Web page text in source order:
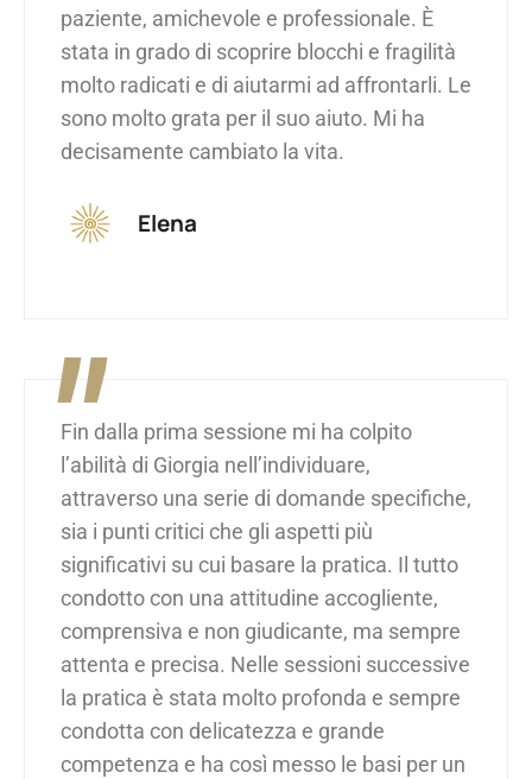
paziente, amichevole e professionale. È
stata in grado di scoprire blocchi e fragilità
molto radicati e di aiutarmi ad affrontarli. Le
sono molto grata per il suo aiuto. Mi ha
decisamente cambiato la vita.
Elena
Fin dalla prima sessione mi ha colpito
l’abilità di Giorgia nell’individuare,
attraverso una serie di domande specifiche,
sia i punti critici che gli aspetti più
significativi su cui basare la pratica. Il tutto
condotto con una attitudine accogliente,
comprensiva e non giudicante, ma sempre
attenta e precisa. Nelle sessioni successive
la pratica è stata molto profonda e sempre
condotta con delicatezza e grande
competenza e ha così messo le basi per un
"